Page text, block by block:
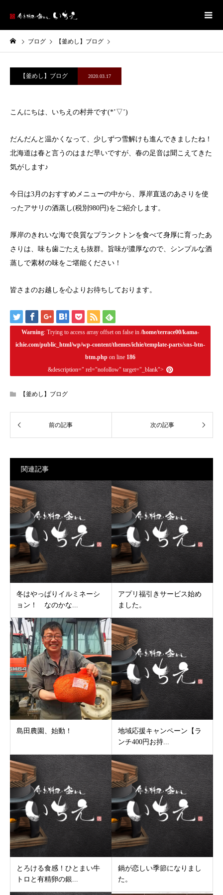
ブログ 【釜めし】ブログ
【釜めし】ブログ 2020.03.17
こんにちは、いちえの村井です(*’▽’)
だんだんと温かくなって、少しずつ雪解けも進んできましたね！
北海道は春と言うのはまだ早いですが、春の足音は聞こえてきた
気がします♪
今日は3月のおすすめメニューの中から、厚岸直送のあさりを使
ったアサリの酒蒸し(税別980円)をご紹介します。
厚岸のきれいな海で良質なプランクトンを食べて身厚に育ったあ
さりは、味も歯ごたえも抜群。旨味が濃厚なので、シンプルな酒
蒸しで素材の味をご堪能ください！
皆さまのお越しを心よりお待ちしております。
Warning: Trying to access array offset on false in /home/terrace00/kama-
ichie.com/public_html/wp/wp-content/themes/ichie/template-parts/sns-btn-
btm.php on line 186
&description=" rel="nofollow" target="_blank">
【釜めし】ブログ
関連記事
冬はやっぱりイルミネーシ
ョン！ なのかな...
アプリ福引きサービス始め
ました。
島田農園、始動！
地域応援キャンペーン【ラ
ンチ400円お持...
とろける食感！ひとまい牛
トロと有精卵の銀...
鍋が恋しい季節になりまし
た。